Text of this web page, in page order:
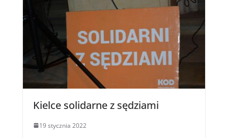
Kielce solidarne z sędziami
19 stycznia 2022